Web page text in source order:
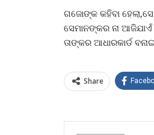
ଗଜୋଙ୍କ କହିବା
ସେମାନଙ୍କର ନା ଆଜିଯାଏଁ
ତାଙ୍କର ଆଧାରକାର୍ଡ
Share